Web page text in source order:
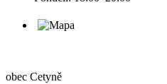
obec Cetyně